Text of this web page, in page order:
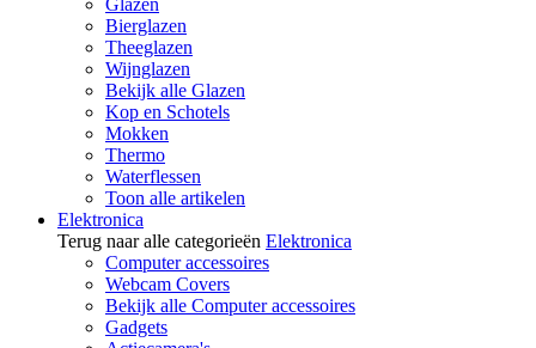
Glazen
Bierglazen
Theeglazen
Wijnglazen
Bekijk alle Glazen
Kop en Schotels
Mokken
Thermo
Waterflessen
Toon alle artikelen
Elektronica
Terug naar alle categorieën Elektronica
Computer accessoires
Webcam Covers
Bekijk alle Computer accessoires
Gadgets